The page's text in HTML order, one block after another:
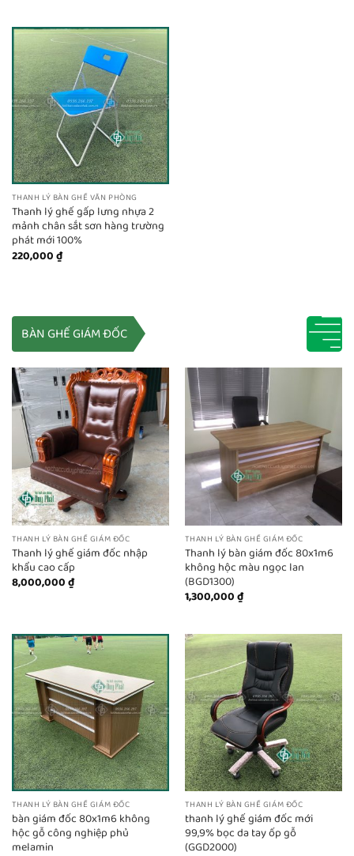
THANH LÝ BÀN GHẾ VĂN PHÒNG
Thanh lý ghế gấp lưng nhựa 2
mảnh chân sắt sơn hàng trường
phát mới 100%
220,000₫
BÀN GHẾ GIÁM ĐỐC
THANH LÝ BÀN GHẾ GIÁM ĐỐC
Thanh lý ghế giám đốc nhập
khẩu cao cấp
8,000,000₫
THANH LÝ BÀN GHẾ GIÁM ĐỐC
Thanh lý bàn giám đốc 80x1m6
không hộc màu ngọc lan
(BGD1300)
1,300,000₫
THANH LÝ BÀN GHẾ GIÁM ĐỐC
bàn giám đốc 80x1m6 không
hộc gỗ công nghiệp phủ
melamin
THANH LÝ BÀN GHẾ GIÁM ĐỐC
thanh lý ghế giám đốc mới
99,9% bọc da tay ốp gỗ
(GGD2000)